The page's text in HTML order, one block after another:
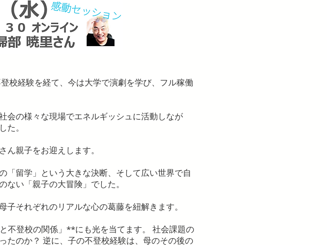
校経験を経て、今は大学で演劇を学び、フル稼働
会の様々な現場でエネルギッシュに活動しなが
た。
親子をお迎えします。
「留学」という大きな決断、そして広い世界で自
い「親子の大冒険」でした。
それぞれのリアルな心の葛藤を紐解きます。
不登校の関係」**にも光を当てます。 社会課題の
たのか？ 逆に、子の不登校経験は、母のその後の